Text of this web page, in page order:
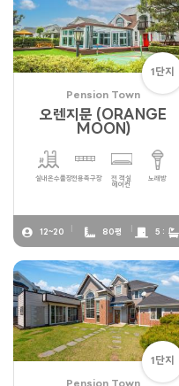
1단지
Pension Town
오렌지문 (ORANGE
MOON)
실내온수풀장전용족구장
전 객실
에어컨
노래방
12~20 80평 5 :
1단지